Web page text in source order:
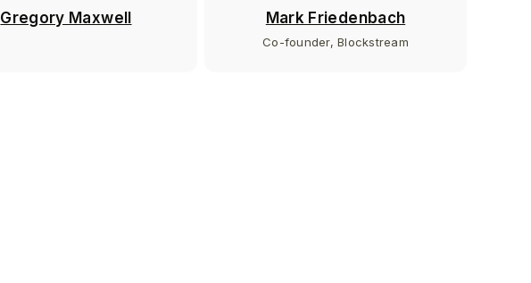
Gregory Maxwell Mark Friedenbach
Co-founder, Blockstream